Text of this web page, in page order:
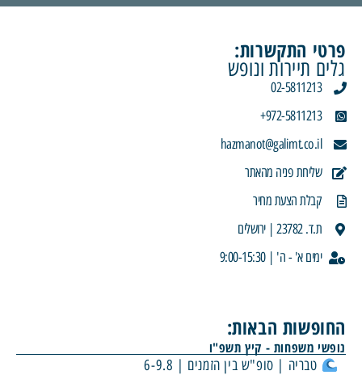
פרטי התקשרות:
גלים תיירות ונופש
02-5811213
972-5811213+
hazmanot@galimt.co.il
שליחת פניה מהאתר
קבלת הצעת מחיר
ת.ד. 23782 | ירושלים
ימים א' - ה' | 9:00-15:30
החופשות הבאות:
נופשי משפחות - קיץ תשפ"ו
טבריה | סופ"ש בין הזמנים | 6-9.8